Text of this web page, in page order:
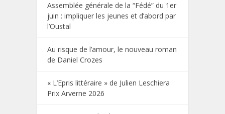
Assemblée générale de la “Fédé” du 1er
juin : impliquer les jeunes et d’abord par
l’Oustal
Au risque de l’amour, le nouveau roman
de Daniel Crozes
« L’Epris littéraire » de Julien Leschiera
Prix Arverne 2026